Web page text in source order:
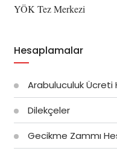
YÖK Tez Merkezi
Hesaplamalar
Arabuluculuk Ücreti
Dilekçeler
Gecikme Zammı